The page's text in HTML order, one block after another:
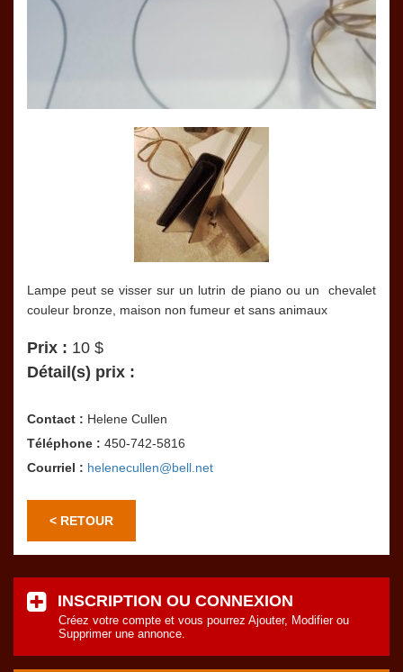
Lampe peut se visser sur un lutrin de piano ou un chevalet
couleur bronze, maison non fumeur et sans animaux
Prix : 10 $
Détail(s) prix :
Contact : Helene Cullen
Téléphone : 450-742-5816
Courriel : helenecullen@bell.net
< RETOUR
INSCRIPTION OU CONNEXION
Créez votre compte et vous pourrez Ajouter, Modifier ou
Supprimer une annonce.